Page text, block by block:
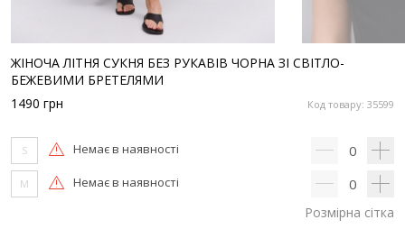
ЖІНОЧА ЛІТНЯ СУКНЯ БЕЗ РУКАВІВ ЧОРНА ЗІ СВІТЛО-
БЕЖЕВИМИ БРЕТЕЛЯМИ
Код товару: 35599
1490 грн
S Немає в наявності 0
M Немає в наявності 0
Розмірна сітка